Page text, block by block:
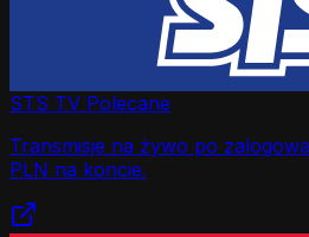
STS TV Polecane
Transmisje na żywo po
PLN na koncie.